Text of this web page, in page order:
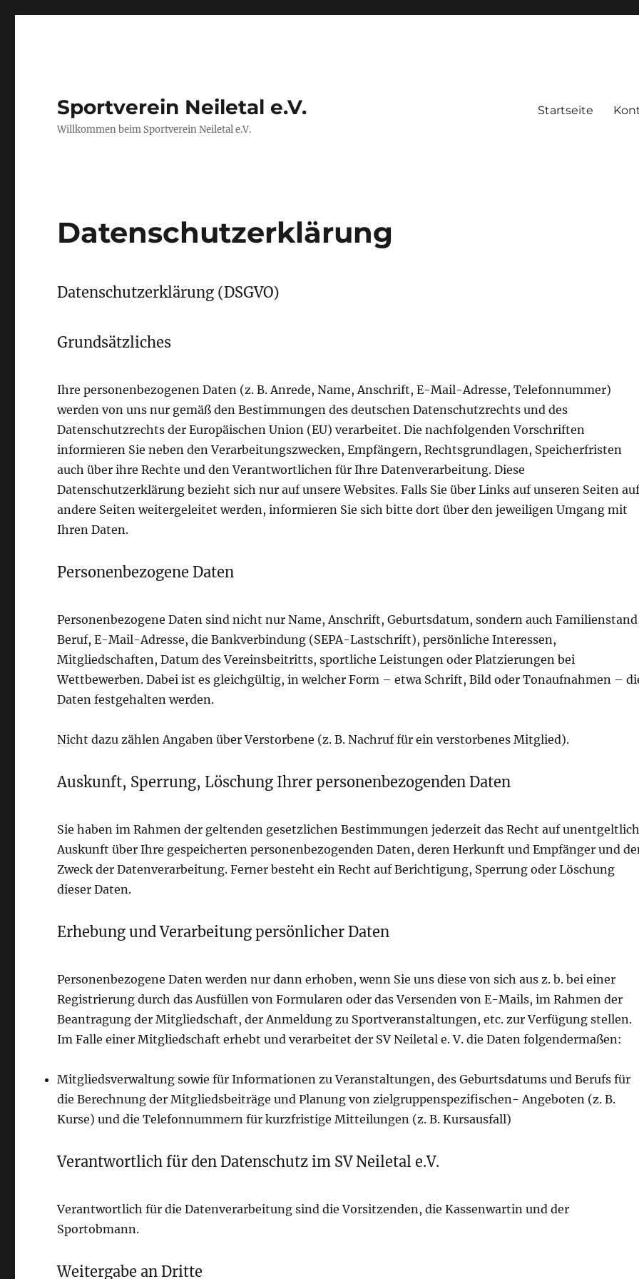
Sportverein Neiletal e.V.
Willkommen beim Sportverein Neiletal e.V.
Startseite
Datenschutzerklärung
Datenschutzerklärung (DSGVO)
Grundsätzliches
Ihre personenbezogenen Daten (z. B. Anrede, Name, Anschrift, E-Mail-Adresse, Telefonnummer)
werden von uns nur gemäß den Bestimmungen des deutschen Datenschutzrechts und des
Datenschutzrechts der Europäischen Union (EU) verarbeitet. Die nachfolgenden Vorschriften
informieren Sie neben den Verarbeitungszwecken, Empfängern, Rechtsgrundlagen, Speicherfristen
auch über ihre Rechte und den Verantwortlichen für Ihre Datenverarbeitung. Diese
Datenschutzerklärung bezieht sich nur auf unsere Websites. Falls Sie über Links auf unseren Seiten
andere Seiten weitergeleitet werden, informieren Sie sich bitte dort über den jeweiligen Umgang mit
Ihren Daten.
Personenbezogene Daten
Personenbezogene Daten sind nicht nur Name, Anschrift, Geburtsdatum, sondern auch
Beruf, E-Mail-Adresse, die Bankverbindung (SEPA-Lastschrift), persönliche Interessen,
Mitgliedschaften, Datum des Vereinsbeitritts, sportliche Leistungen oder Platzierungen bei
Wettbewerben. Dabei ist es gleichgültig, in welcher Form – etwa Schrift, Bild oder Tonaufnahmen –
Daten festgehalten werden.
Nicht dazu zählen Angaben über Verstorbene (z. B. Nachruf für ein verstorbenes Mitglied).
Auskunft, Sperrung, Löschung Ihrer personenbezogenden Daten
Sie haben im Rahmen der geltenden gesetzlichen Bestimmungen jederzeit das Recht auf
Auskunft über Ihre gespeicherten personenbezogenden Daten, deren Herkunft und Empfänger und
Zweck der Datenverarbeitung. Ferner besteht ein Recht auf Berichtigung, Sperrung oder Löschung
dieser Daten.
Erhebung und Verarbeitung persönlicher Daten
Personenbezogene Daten werden nur dann erhoben, wenn Sie uns diese von sich aus z. b. bei einer
Registrierung durch das Ausfüllen von Formularen oder das Versenden von E-Mails, im Rahmen der
Beantragung der Mitgliedschaft, der Anmeldung zu Sportveranstaltungen, etc. zur Verfügung stellen.
Im Falle einer Mitgliedschaft erhebt und verarbeitet der SV Neiletal e. V. die Daten folgendermaßen:
Mitgliedsverwaltung sowie für Informationen zu Veranstaltungen, des Geburtsdatums und Berufs für
die Berechnung der Mitgliedsbeiträge und Planung von zielgruppenspezifischen- Angeboten (z. B.
Kurse) und die Telefonnummern für kurzfristige Mitteilungen (z. B. Kursausfall)
Verantwortlich für den Datenschutz im SV Neiletal e.V.
Verantwortlich für die Datenverarbeitung sind die Vorsitzenden, die Kassenwartin und der
Sportobmann.
Weitergabe an Dritte